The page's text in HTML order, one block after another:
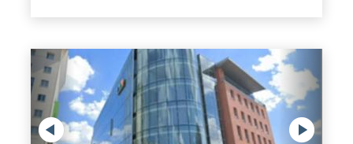
Previous